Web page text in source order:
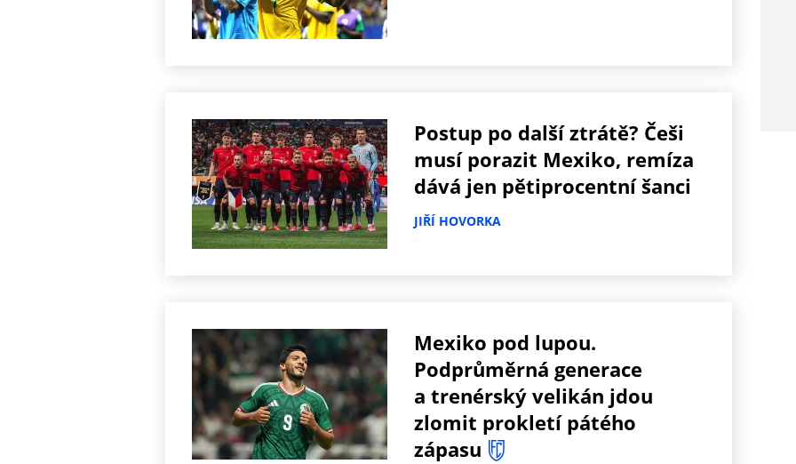
Postup po další ztrátě? Češi
musí porazit Mexiko, remíza
dává jen pětiprocentní šanci
JIŘÍ HOVORKA
Mexiko pod lupou.
Podprůměrná generace
a trenérský velikán jdou
zlomit prokletí pátého
zápasu